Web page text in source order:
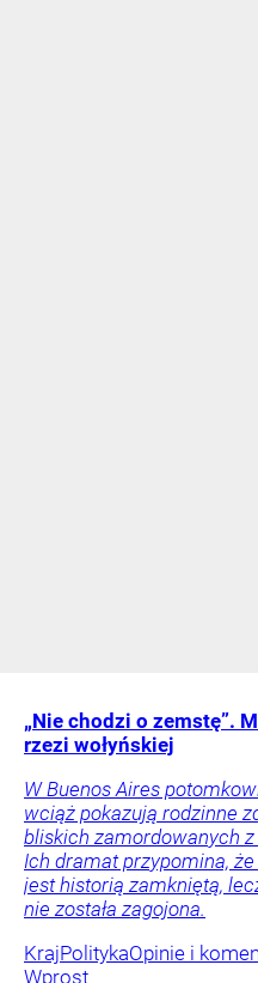
„Nie chodzi o zemstę”.
rzezi wołyńskiej
W Buenos Aires
wciąż pokazują rodzinne
bliskich zamordowanych
Ich dramat przypomina,
jest historią zamkniętą,
nie została zagojona.
KrajPolitykaOpinie i
Wprost